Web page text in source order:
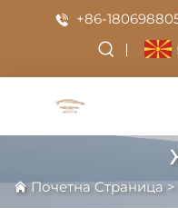
+86-
Почетна Страница >